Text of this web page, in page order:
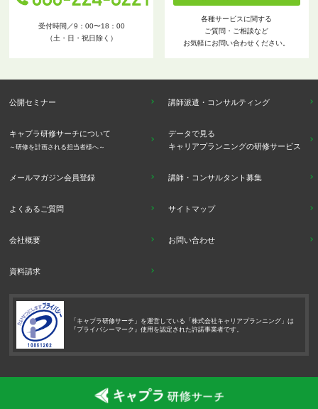
受付時間／9：00〜18：00
（土・日・祝日除く）
各種サービスに関する
ご質問・ご相談など
お気軽にお問い合わせください。
公開セミナー 講師派遣・コンサルティング
キャプラ研修サーチについて
～研修を計画される担当者様へ～
データで見る
キャリアプランニングの研修サービス
メールマガジン会員登録 講師・コンサルタント募集
よくあるご質問 サイトマップ
会社概要 お問い合わせ
資料請求
「キャプラ研修サーチ」を運営している「株式会社キャリアプランニング」は
『プライバシーマーク』使用を認定された許諾事業者です。